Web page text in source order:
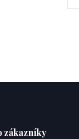
zákazníky